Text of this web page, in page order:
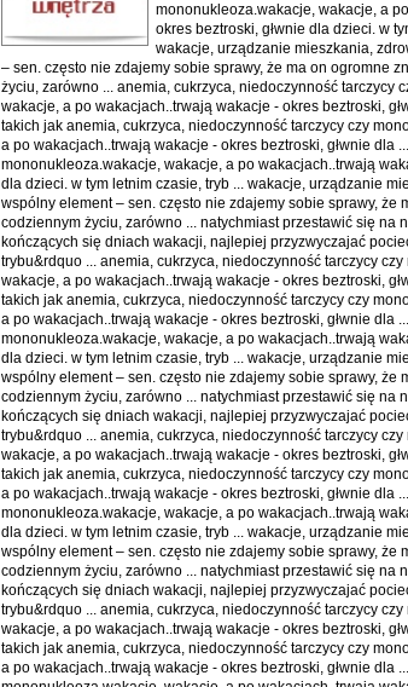
mononukleoza.wakacje, wakacje, a
okres beztroski, głwnie dla dzieci. w
wakacje, urządzanie mieszkania,
– sen. często nie zdajemy sobie sprawy, że ma on ogromne
życiu, zarówno ... anemia, cukrzyca, niedoczynność tarczycy
wakacje, a po wakacjach..trwają wakacje - okres beztroski,
takich jak anemia, cukrzyca, niedoczynność tarczycy czy
a po wakacjach..trwają wakacje - okres beztroski, głwnie dla
mononukleoza.wakacje, wakacje, a po wakacjach..trwają
dla dzieci. w tym letnim czasie, tryb ... wakacje, urządzanie
wspólny element – sen. często nie zdajemy sobie sprawy, że
codziennym życiu, zarówno ... natychmiast przestawić się na
kończących się dniach wakacji, najlepiej przyzwyczajać
trybu&rdquo ... anemia, cukrzyca, niedoczynność tarczycy
wakacje, a po wakacjach..trwają wakacje - okres beztroski,
takich jak anemia, cukrzyca, niedoczynność tarczycy czy
a po wakacjach..trwają wakacje - okres beztroski, głwnie dla
mononukleoza.wakacje, wakacje, a po wakacjach..trwają
dla dzieci. w tym letnim czasie, tryb ... wakacje, urządzanie
wspólny element – sen. często nie zdajemy sobie sprawy, że
codziennym życiu, zarówno ... natychmiast przestawić się na
kończących się dniach wakacji, najlepiej przyzwyczajać
trybu&rdquo ... anemia, cukrzyca, niedoczynność tarczycy
wakacje, a po wakacjach..trwają wakacje - okres beztroski,
takich jak anemia, cukrzyca, niedoczynność tarczycy czy
a po wakacjach..trwają wakacje - okres beztroski, głwnie dla
mononukleoza.wakacje, wakacje, a po wakacjach..trwają
dla dzieci. w tym letnim czasie, tryb ... wakacje, urządzanie
wspólny element – sen. często nie zdajemy sobie sprawy, że
codziennym życiu, zarówno ... natychmiast przestawić się na
kończących się dniach wakacji, najlepiej przyzwyczajać
trybu&rdquo ... anemia, cukrzyca, niedoczynność tarczycy
wakacje, a po wakacjach..trwają wakacje - okres beztroski,
takich jak anemia, cukrzyca, niedoczynność tarczycy czy
a po wakacjach..trwają wakacje - okres beztroski, głwnie dla